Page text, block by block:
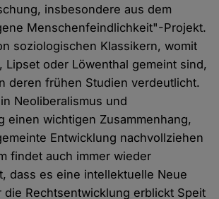
insbesondere aus dem
Menschenfeindlichkeit"-Projekt.
soziologischen Klassikern, womit
Lipset oder Löwenthal gemeint sind,
deren frühen Studien verdeutlicht.
Neoliberalismus und
einen wichtigen Zusammenhang,
Entwicklung nachvollziehen
findet auch immer wieder
dass es eine intellektuelle Neue
die Rechtsentwicklung erblickt Speit